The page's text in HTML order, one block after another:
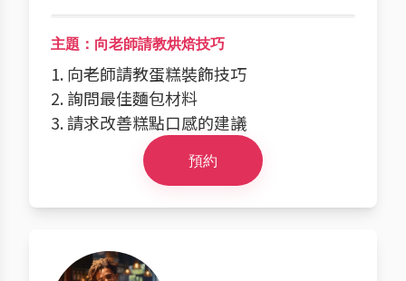
主題：向老師請教烘焙技巧
1. 向老師請教蛋糕裝飾技巧
2. 詢問最佳麵包材料
3. 請求改善糕點口感的建議
預約